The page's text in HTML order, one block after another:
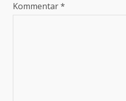
Kommentar*